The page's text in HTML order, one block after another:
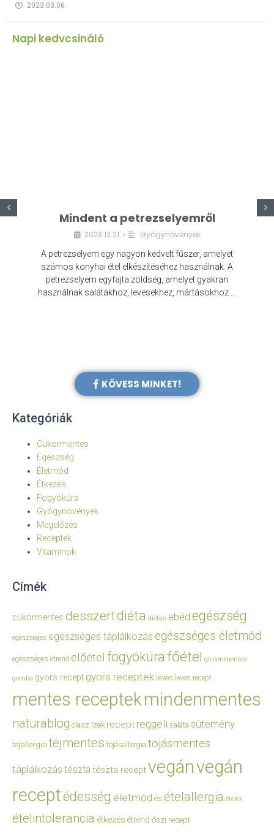
2023.03.06.
Napi kedvcsináló
Mindent a petrezselyemről
2023.12.21. • Gyógynövények
A petrezselyem egy nagyon kedvelt fűszer, amelyet
számos konyhai étel elkészítéséhez használnak. A
petrezselyem egyfajta zöldség, amelyet gyakran
használnak salátákhoz, levesekhez, mártásokhoz …
KÖVESS MINKET!
Kategóriák
Cukormentes
Egészség
Életmód
Étkezés
Fogyókúra
Gyógynövények
Megelőzés
Receptek
Vitaminok
Címék
cukormentes desszertdiéta diétás ebéd egészség
egészséges egészséges táplálkozás egészséges életmód
egészséges étrend előétel fogyókúrafőétel gluténmentes
gomba gyors recept gyors receptek leves leves recept
mentes receptekmindenmentes
naturablog olasz ízek recept reggeli saláta sütemény
tejallergia tejmentes tojásallergia tojásmentes
táplálkozás tészta tészta receptvegánvegán
receptédesség életmód és ételallergia ételek
ételintolerancia étkezés étrend őszi recept